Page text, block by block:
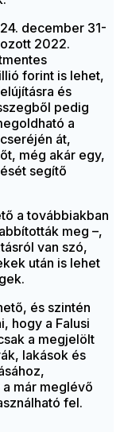
december 31-
2022.
forint is lehet,
és
pedig
a
át,
még akár egy,
segítő
a továbbiakban
meg –,
van szó,
után is lehet
és szintén
hogy a Falusi
a megjelölt
lakások és
már meglévő
fel.